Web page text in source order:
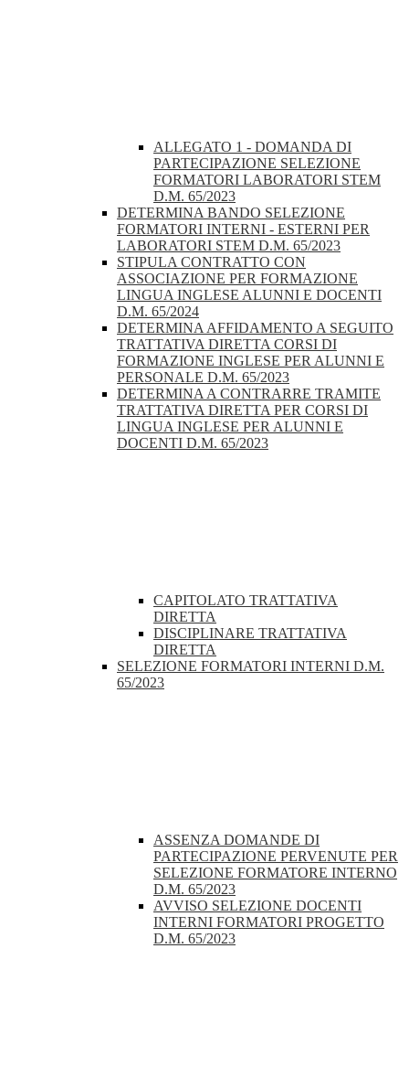
ALLEGATO 1 - DOMANDA DI
PARTECIPAZIONE SELEZIONE
FORMATORI LABORATORI STEM
D.M. 65/2023
DETERMINA BANDO SELEZIONE
FORMATORI INTERNI - ESTERNI PER
LABORATORI STEM D.M. 65/2023
STIPULA CONTRATTO CON
ASSOCIAZIONE PER FORMAZIONE
LINGUA INGLESE ALUNNI E DOCENTI
D.M. 65/2024
DETERMINA AFFIDAMENTO A SEGUITO
TRATTATIVA DIRETTA CORSI DI
FORMAZIONE INGLESE PER ALUNNI E
PERSONALE D.M. 65/2023
DETERMINA A CONTRARRE TRAMITE
TRATTATIVA DIRETTA PER CORSI DI
LINGUA INGLESE PER ALUNNI E
DOCENTI D.M. 65/2023
CAPITOLATO TRATTATIVA
DIRETTA
DISCIPLINARE TRATTATIVA
DIRETTA
SELEZIONE FORMATORI INTERNI D.M.
65/2023
ASSENZA DOMANDE DI
PARTECIPAZIONE PERVENUTE PER
SELEZIONE FORMATORE INTERNO
D.M. 65/2023
AVVISO SELEZIONE DOCENTI
INTERNI FORMATORI PROGETTO
D.M. 65/2023